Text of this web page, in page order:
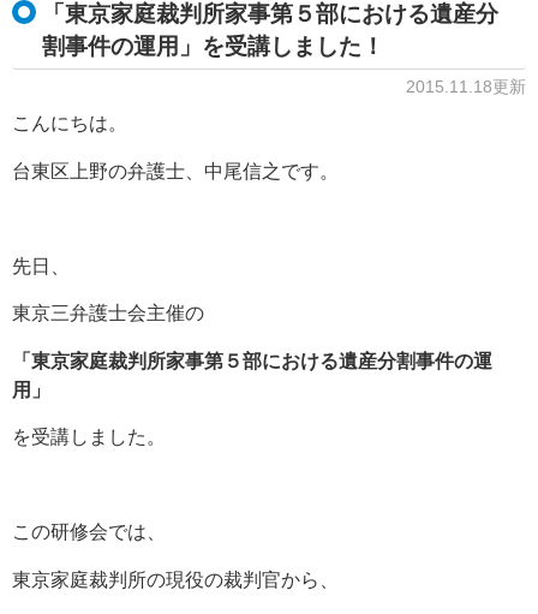
「東京家庭裁判所家事第５部における遺産分
割事件の運用」を受講しました！
2015.11.18更新
こんにちは。
台東区上野の弁護士、中尾信之です。
先日、
東京三弁護士会主催の
「東京家庭裁判所家事第５部における遺産分割事件の運
用」
を受講しました。
この研修会では、
東京家庭裁判所の現役の裁判官から、